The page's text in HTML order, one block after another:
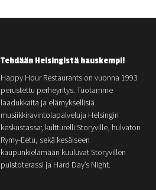
Tehdään Helsingistä hauskempi!
Happy Hour Restaurants on vuonna 1993
perustettu perheyritys. Tuotamme
laadukkaita ja elämyksellisiä
musiikkiravintolapalveluja Helsingin
keskustassa; kultturelli Storyville, hulvaton
Rymy-Eetu, sekä kesäiseen
kaupunkielämään kuuluvat Storyvillen
puistoterassi ja Hard Day’s Night.